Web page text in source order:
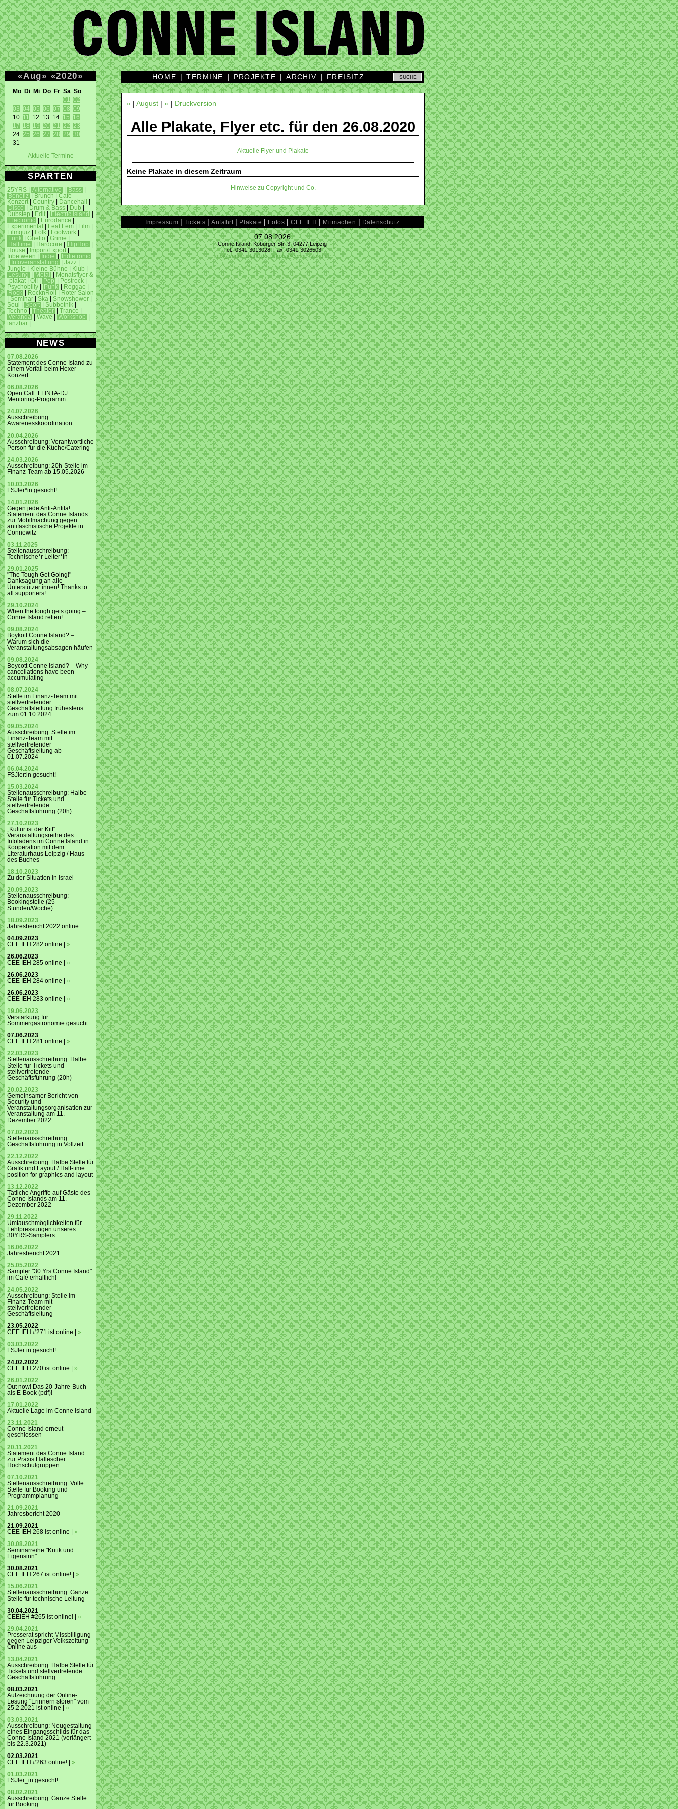
«Aug» «2020»
Mo Di Mi Do Fr Sa So
01
02
03 04 05 06 07 08 09
10 11 12 13 14 15
16
17
18 19 20 21 22
23
24 25 26 27 28 29 30
31
Aktuelle Termine
SPARTEN
25YRS Alternative Bass
Benefiz
Brunch
Café-
Konzert
Country Dancehall
Disco
Drum & Bass Dub
Dubstep
Edit Electric island
Electronic
Eurodance
Experimental
Feat.Fem Film
Filmquiz
Folk Footwork
Funk
Ghetto Grime
Halftime
Hardcore HipHop
House
Import/Export
Inbetween
Indie
Indietronic
Infoveranstaltung Jazz
Jungle
Kleine Bühne Klub
Lesung
Metal
Monatsflyer &
-plakat
Oi! Pop Postrock
Psychobilly
Punk Reggae
Rock
RocknRoll
Roter Salon
Seminar Ska Snowshower
Soul
Sport Subbotnik
Techno
Theater Trance
Veranda
Wave Workshop
tanzbar
NEWS
07.08.2026
Statement des Conne Island zu
einem Vorfall beim Hexer-
Konzert
06.08.2026
Open Call: FLINTA-DJ
Mentoring-Programm
24.07.2026
Ausschreibung:
Awarenesskoordination
20.04.2026
Ausschreibung: Verantwortliche
Person für die Küche/Catering
24.03.2026
Ausschreibung: 20h-Stelle im
Finanz-Team ab 15.05.2026
10.03.2026
FSJler*in gesucht!
14.01.2026
Gegen jede Anti-Antifa!
Statement des Conne Islands
zur Mobilmachung gegen
antifaschistische Projekte in
Connewitz
03.11.2025
Stellenausschreibung:
Technische*r Leiter*In
29.01.2025
"The Tough Get Going!"
Danksagung an alle
Unterstützer:innen! Thanks to
all supporters!
29.10.2024
When the tough gets going –
Conne Island retten!
09.08.2024
Boykott Conne Island? –
Warum sich die
Veranstaltungsabsagen häufen
09.08.2024
Boycott Conne Island? – Why
cancellations have been
accumulating
08.07.2024
Stelle im Finanz-Team mit
stellvertretender
Geschäftsleitung frühestens
zum 01.10.2024
09.05.2024
Ausschreibung: Stelle im
Finanz-Team mit
stellvertretender
Geschäftsleitung ab
01.07.2024
06.04.2024
FSJler:in gesucht!
15.03.2024
Stellenausschreibung: Halbe
Stelle für Tickets und
stellvertretende
Geschäftsführung (20h)
27.10.2023
„Kultur ist der Kitt“:
Veranstaltungsreihe des
Infoladens im Conne Island in
Kooperation mit dem
Literaturhaus Leipzig / Haus
des Buches
18.10.2023
Zu der Situation in Israel
20.09.2023
Stellenausschreibung:
Bookingstelle (25
Stunden/Woche)
18.09.2023
Jahresbericht 2022 online
04.09.2023
CEE IEH 282 online | »
26.06.2023
CEE IEH 285 online | »
26.06.2023
CEE IEH 284 online | »
26.06.2023
CEE IEH 283 online | »
19.06.2023
Verstärkung für
Sommergastronomie gesucht
07.06.2023
CEE IEH 281 online | »
22.03.2023
Stellenausschreibung: Halbe
Stelle für Tickets und
stellvertretende
Geschäftsführung (20h)
20.02.2023
Gemeinsamer Bericht von
Security und
Veranstaltungsorganisation zur
Veranstaltung am 11.
Dezember 2022
07.02.2023
Stellenausschreibung:
Geschäftsführung in Vollzeit
22.12.2022
Ausschreibung: Halbe Stelle für
Grafik und Layout / Half-time
position for graphics and layout
13.12.2022
Tätliche Angriffe auf Gäste des
Conne Islands am 11.
Dezember 2022
29.11.2022
Umtauschmöglichkeiten für
Fehlpressungen unseres
30YRS-Samplers
16.06.2022
Jahresbericht 2021
25.05.2022
Sampler "30 Yrs Conne Island"
im Café erhältlich!
24.05.2022
Ausschreibung: Stelle im
Finanz-Team mit
stellvertretender
Geschäftsleitung
23.05.2022
CEE IEH #271 ist online | »
03.03.2022
FSJler:in gesucht!
24.02.2022
CEE IEH 270 ist online | »
26.01.2022
Out now! Das 20-Jahre-Buch
als E-Book (pdf)!
17.01.2022
Aktuelle Lage im Conne Island
23.11.2021
Conne Island erneut
geschlossen
20.11.2021
Statement des Conne Island
zur Praxis Hallescher
Hochschulgruppen
07.10.2021
Stellenausschreibung: Volle
Stelle für Booking und
Programmplanung
21.09.2021
Jahresbericht 2020
21.09.2021
CEE IEH 268 ist online | »
30.08.2021
Seminarreihe "Kritik und
Eigensinn"
30.08.2021
CEE IEH 267 ist online! | »
15.06.2021
Stellenausschreibung: Ganze
Stelle für technische Leitung
30.04.2021
CEEIEH #265 ist online! | »
29.04.2021
Presserat spricht Missbilligung
gegen Leipziger Volkszeitung
Online aus
13.04.2021
Ausschreibung: Halbe Stelle für
Tickets und stellvertretende
Geschäftsführung
08.03.2021
Aufzeichnung der Online-
Lesung "Erinnern stören" vom
25.2.2021 ist online | »
03.03.2021
Ausschreibung: Neugestaltung
eines Eingangsschilds für das
Conne Island 2021 (verlängert
bis 22.3.2021)
02.03.2021
CEE IEH #263 online! | »
01.03.2021
FSJler_in gesucht!
08.02.2021
Ausschreibung: Ganze Stelle
für Booking
HOME |TERMINE | PROJEKTE |ARCHIV | FREISITZ
« | August | » | Druckversion
Alle Plakate, Flyer etc. für den 26.08.2020
Aktuelle Flyer und Plakate
Keine Plakate in diesem Zeitraum
Hinweise zu Copyright und Co.
Impressum |Tickets |Anfahrt | Plakate | Fotos |CEE IEH | Mitmachen | Datenschutz
07.08.2026
Conne Island, Koburger Str. 3, 04277 Leipzig
Tel.: 0341-3013028, Fax: 0341-3026503
info@conne-island.de,tickets@conne-island.de